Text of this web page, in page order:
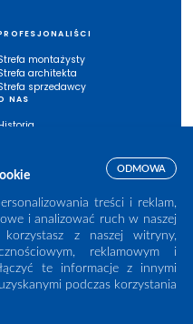
treści i reklam,
i analizować ruch w naszej
z naszej witryny,
reklamowym i
te informacje z innymi
podczas korzystania
ODMOWA
montażysty
architekta
sprzedawcy
NAS
BAZA WIEDZY
montażu
Katalogi
techniczne
Biblioteka BIM/CAD
Wideo